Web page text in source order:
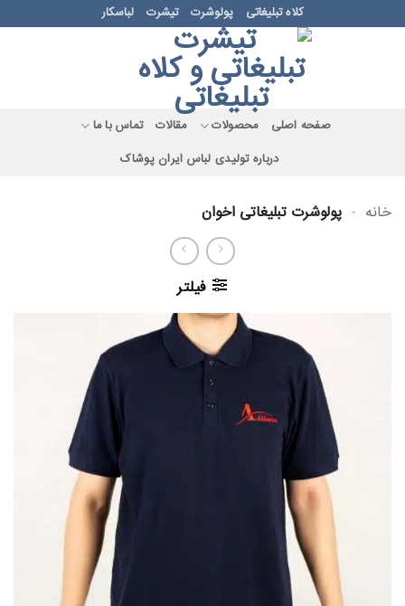
to
کلاه تبلیغاتی پولوشرت تیشرت لباسکار
صفحه اصلی محصولات مقالات
تماس با ما
درباره تولیدی لباس ایران پوشاک
خانه - پولوشرت تبلیغاتی اخوان
فیلتر